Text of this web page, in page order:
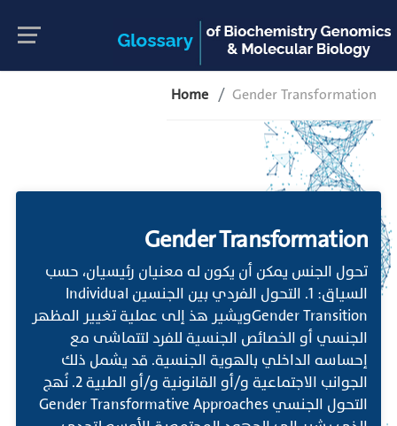
Home Gender Transformation
Gender Transformation
تحول الجنس يمكن أن يكون له معنيان رئيسيان، حسب
السياق: 1. التحول الفردي بين الجنسين Individual
Gender Transitionويشير هذ إلى عملية تغيير المظهر
الجنسي أو الخصائص الجنسية للفرد لتتماشى مع
إحساسه الداخلي بالهوية الجنسية. قد يشمل ذلك
الجوانب الاجتماعية و/أو القانونية و/أو الطبية 2. نُهج
التحول الجنسي Gender Transformative Approaches